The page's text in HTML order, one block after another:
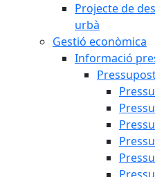
Projecte de
urbà
Gestió econòmica
Informació